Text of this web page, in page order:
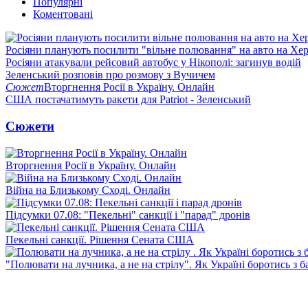
Коментовані
Росіяни планують посилити "вільне полювання" на авто на
Росіяни атакували рейсовий автобус у Нікополі: загинув водій
Зеленський розповів про розмову з Вучичем
СюжетВторгнення Росії в Україну. Онлайн
США постачатимуть ракети для Patriot - Зеленський
Сюжети
Вторгнення Росії в Україну. Онлайн
Війна на Близькому Сході. Онлайн
Підсумки 07.08: "Пекельні" санкції і "парад" дронів
Пекельні санкції. Рішення Сената США
"Полювати на лучника, а не на стрілу". Як Україні боротись з